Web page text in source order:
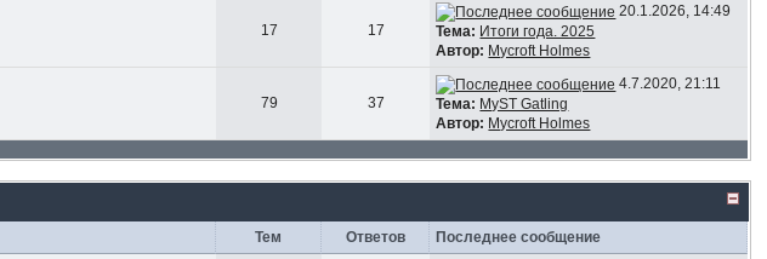
17 17
20.1.2026, 14:49
Тема: Итоги года. 2025
Автор: Mycroft Holmes
79 37
4.7.2020, 21:11
Тема: MyST Gatling
Автор: Mycroft Holmes
Тем Ответов Последнее сообщение